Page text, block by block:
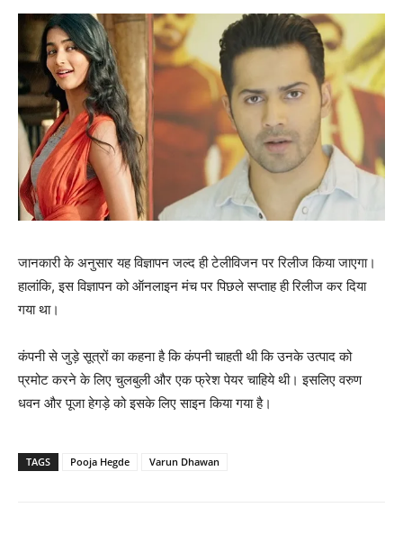
जानकारी के अनुसार यह विज्ञापन जल्‍द ही टेलीविजन पर रिलीज किया जाएगा।
हालांकि, इस विज्ञापन को ऑनलाइन मंच पर पिछले सप्‍ताह ही रिलीज कर दिया
गया था।
कंपनी से जुड़े सूत्रों का कहना है कि कंपनी चाहती थी कि उनके उत्‍पाद को
प्रमोट करने के लिए चुलबुली और एक फ्रेश पेयर चाहिये थी। इसलिए वरुण
धवन और पूजा हेगड़े को इसके लिए साइन किया गया है।
TAGS Pooja Hegde Varun Dhawan